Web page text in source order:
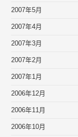
2007年5月
2007年4月
2007年3月
2007年2月
2007年1月
2006年12月
2006年11月
2006年10月